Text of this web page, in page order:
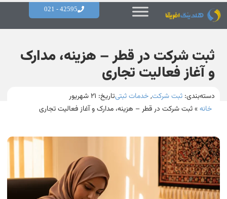
42595 - 021
ثبت شرکت در قطر – هزینه، مدارک
و آغاز فعالیت تجاری
دسته‌بندی: ثبت شرکت,خدمات ثبتیتاریخ:
خانه»ثبت شرکت در قطر – هزینه، مدارک و آغاز فعالیت تجاری